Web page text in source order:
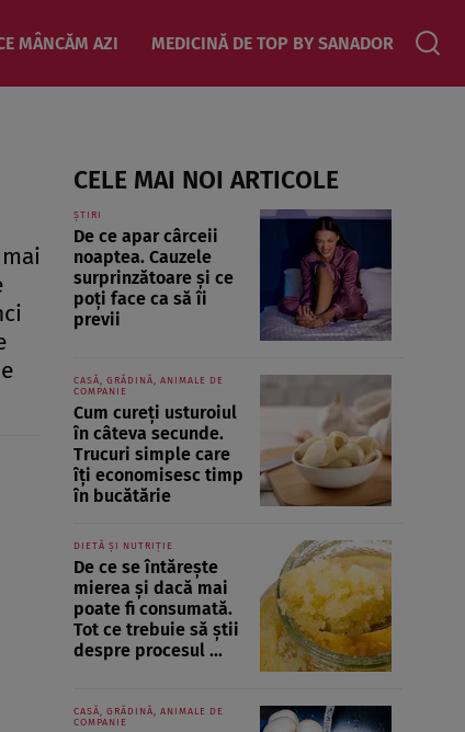
MÂNCĂM AZI MEDICINĂ DE TOP BY SANADOR
CELE MAI NOI ARTICOLE
ȘTIRI
De ce apar cârceii
noaptea. Cauzele
surprinzătoare și ce
poți face ca să îi
previi
CASĂ, GRĂDINĂ, ANIMALE DE
COMPANIE
Cum cureți usturoiul
în câteva secunde.
Trucuri simple care
îți economisesc timp
în bucătărie
DIETĂ ȘI NUTRIȚIE
De ce se întărește
mierea și dacă mai
poate fi consumată.
Tot ce trebuie să știi
despre procesul ...
CASĂ, GRĂDINĂ, ANIMALE DE
COMPANIE